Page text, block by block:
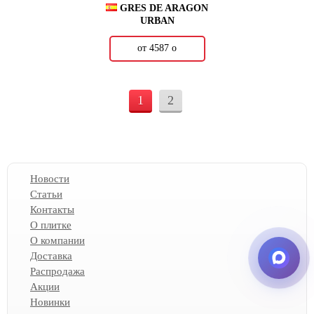
GRES DE ARAGON
URBAN
от 4587 о
1 2
Новости
Статьи
Контакты
О плитке
О компании
Доставка
Распродажа
Акции
Новинки